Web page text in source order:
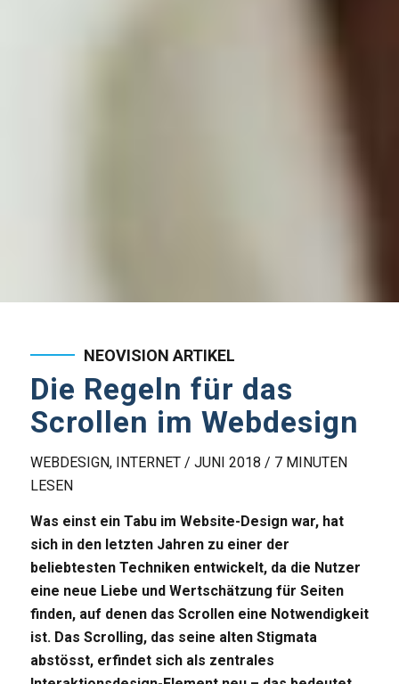
NEOVISION ARTIKEL
Die Regeln für das
Scrollen im Webdesign
WEBDESIGN, INTERNET / JUNI 2018 / 7 MINUTEN
LESEN
Was einst ein Tabu im Website-Design war, hat
sich in den letzten Jahren zu einer der
beliebtesten Techniken entwickelt, da die Nutzer
eine neue Liebe und Wertschätzung für Seiten
finden, auf denen das Scrollen eine Notwendigkeit
ist. Das Scrolling, das seine alten Stigmata
abstösst, erfindet sich als zentrales